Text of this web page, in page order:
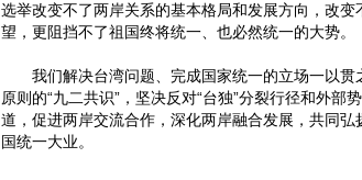
选举改变不了两岸关系的基本格局和发展方向，改
望，更阻挡不了祖国终将统一、也必然统一的大势。
我们解决台湾问题、完成国家统一的立场一以贯
原则的“九二共识”，坚决反对“台独”分裂行径和外
道，促进两岸交流合作，深化两岸融合发展，共同
国统一大业。